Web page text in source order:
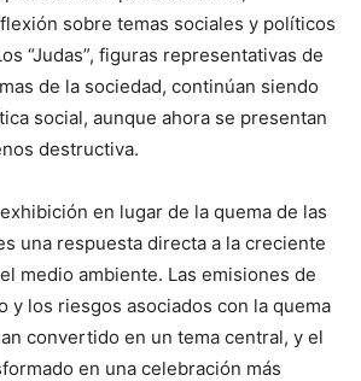
sobre temas sociales y políticos
“Judas”, figuras representativas de
de la sociedad, continúan siendo
social, aunque ahora se presentan
destructiva.
en lugar de la quema de las
una respuesta directa a la creciente
medio ambiente. Las emisiones de
y los riesgos asociados con la quema
convertido en un tema central, y el
en una celebración más